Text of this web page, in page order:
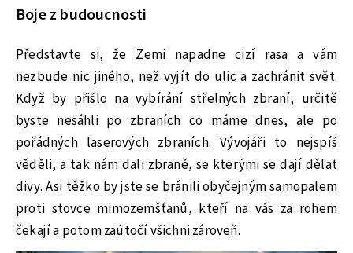
Boje z budoucnosti
Představte si, že Zemi napadne cizí rasa a vám
nezbude nic jiného, než vyjít do ulic a zachránit svět.
Když by přišlo na vybírání střelných zbraní, určitě
byste nesáhli po zbraních co máme dnes, ale po
pořádných laserových zbraních. Vývojáři to nejspíš
věděli, a tak nám dali zbraně, se kterými se dají dělat
divy. Asi těžko by jste se bránili obyčejným samopalem
proti stovce mimozemšťanů, kteří na vás za rohem
čekají a potom zaútočí všichni zároveň.